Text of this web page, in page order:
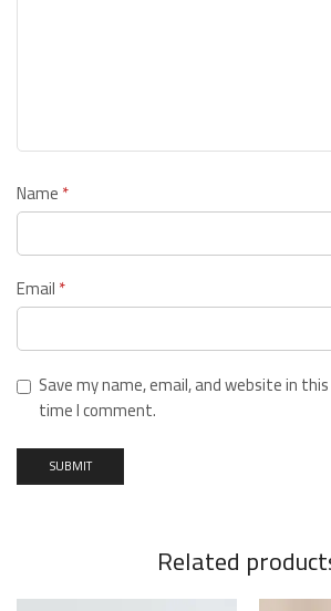
Name*
Email*
Save my name, email, and website in
time I comment.
Related